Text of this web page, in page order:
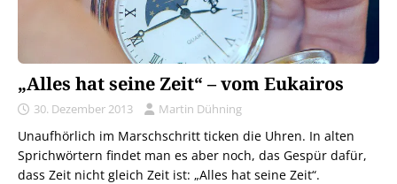
„Alles hat seine Zeit“ – vom Eukairos
30. Dezember 2013 Martin Dühning
Unaufhörlich im Marschschritt ticken die Uhren. In alten
Sprichwörtern findet man es aber noch, das Gespür dafür,
dass Zeit nicht gleich Zeit ist: „Alles hat seine Zeit“.